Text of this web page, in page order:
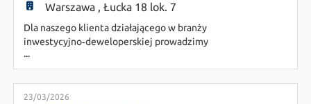
your
Login
Warszawa , Łucka 18 lok. 7
Dla naszego klienta działającego w branży
inwestycyjno‑deweloperskiej prowadzimy
rekrutację na stanowisko Executive Assistant
Miejsce pracy: Warszawa Rodzaj pracy: Praca
stacjonarna Rodzaj współpracy: B2B/UoP
Raportowanie: Zarząd/OM Szukamy osoby, na
...
23/03/2026